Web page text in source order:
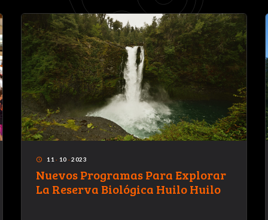
access_time 11 · 10 · 2023
Nuevos Programas Para Explorar
La Reserva Biológica Huilo Huilo